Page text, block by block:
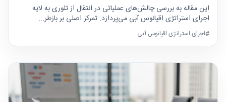
این مقاله به بررسی چالش‌های عملیاتی در انتقال از تئوری به لایه
اجرای استراتژی اقیانوس آبی می‌پردازد. تمرکز اصلی بر بازطر...
#اجرای استراتژی اقیانوس آبی